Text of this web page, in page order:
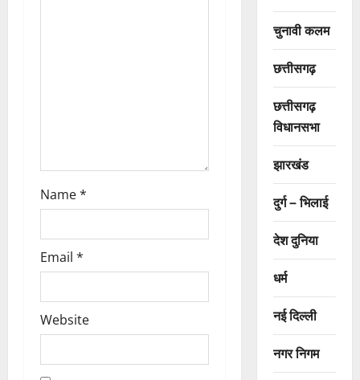
Name*
Email *
Website
चुनावी कलम
छत्तीसगढ़
छत्तीसगढ़
विधानसभा
झारखंड
दुर्ग – भिलाई
देश दुनिया
धर्म
नई दिल्ली
नगर निगम